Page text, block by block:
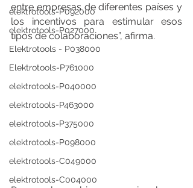
elektrotools-P092000
elektrotools-P027000
Elektrotools - P038000
Elektrotools-P761000
elektrotools-P040000
elektrotools-P463000
elektrotools-P375000
elektrotools-P098000
elektrotools-C049000
elektrotools-C004000
entre empresas de diferentes países y
los incentivos para estimular esos
tipos de colaboraciones”, afirma.